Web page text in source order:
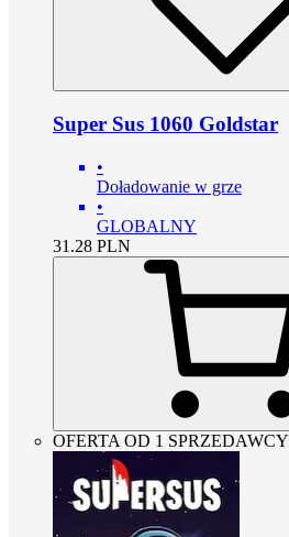
Super Sus 1060 Goldstar
•
Doładowanie w grze
•
GLOBALNY
31.28 PLN
OFERTA OD 1 SPRZEDAWCY